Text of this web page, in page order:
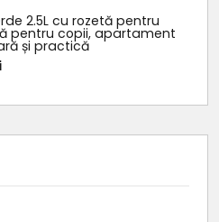
2.5L cu rozetă pentru
pentru copii, apartament
și practică